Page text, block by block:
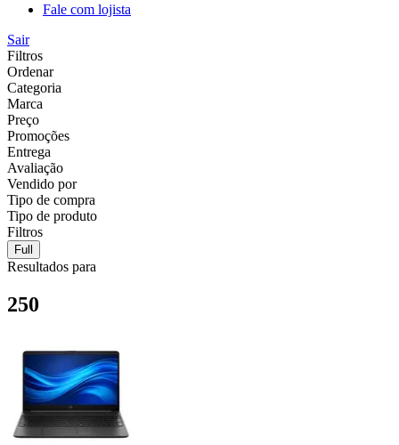
Fale com lojista
Sair
Filtros
Ordenar
Categoria
Marca
Preço
Promoções
Entrega
Avaliação
Vendido por
Tipo de compra
Tipo de produto
Filtros
Full
Resultados para
250